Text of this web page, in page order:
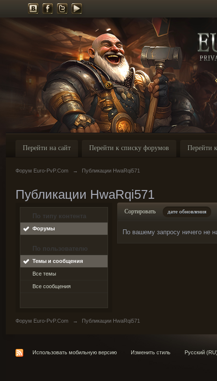
Перейти на сайт Перейти к списку форумов Перейти
Форум Euro-PvP.Com → Публикации HwaRqi571
Публикации HwaRqi571
По типу контента
Форумы
По пользователю
Темы и сообщения
Все темы
Все сообщения
Сортировать дате обновления
По вашему запросу ничего не
Форум Euro-PvP.Com → Публикации HwaRqi571
Использовать мобильную версию Изменить стиль Русский